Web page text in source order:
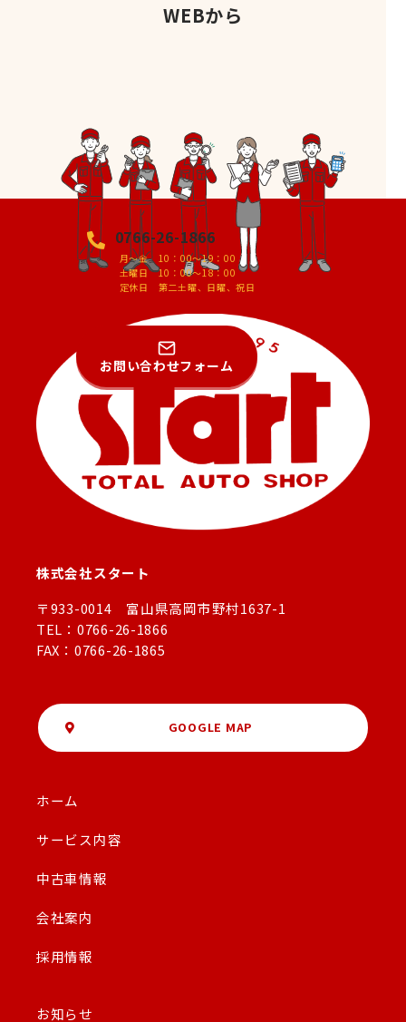
0766-26-1866
月～金 10：00～19：00
土曜日 10：00～18：00
定休日 第二土曜、日曜、祝日
WEBから
お問い合わせフォーム
株式会社スタート
〒933-0014 富山県高岡市野村1637-1
TEL：0766-26-1866
FAX：0766-26-1865
GOOGLE MAP
ホーム
サービス内容
中古車情報
会社案内
採用情報
お知らせ